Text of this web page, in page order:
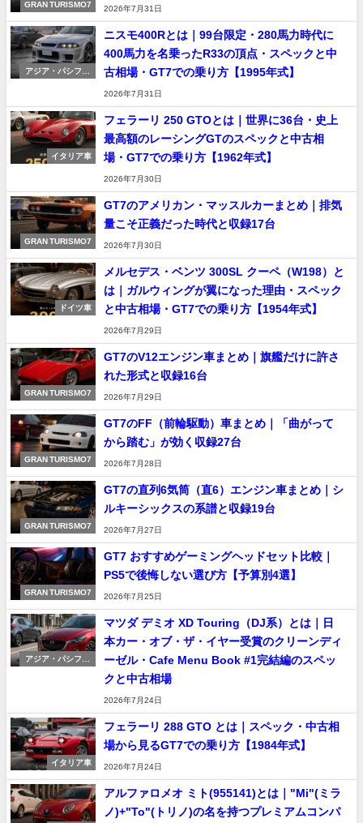
GRAN TURISMO7
2026年7月31日
アジア・パシフィ
ニスモ400Rとは｜99台限定・280馬力時代に
400馬力を名乗ったR33の頂点・スペックと中
古相場・GT7での乗り方【1995年式】
2026年7月31日
イタリア車
フェラーリ 250 GTOとは｜世界に36台・史上
最高額のレーシングGTのスペックと中古相
場・GT7での乗り方【1962年式】
2026年7月30日
GRAN TURISMO7
GT7のアメリカン・マッスルカーまとめ｜排気
量こそ正義だった時代と収録17台
2026年7月30日
ドイツ車
メルセデス・ベンツ 300SL クーペ（W198）と
は｜ガルウィングが翼になった理由・スペック
と中古相場・GT7での乗り方【1954年式】
2026年7月29日
GRAN TURISMO7
GT7のV12エンジン車まとめ｜旗艦だけに許さ
れた形式と収録16台
2026年7月29日
GRAN TURISMO7
GT7のFF（前輪駆動）車まとめ｜「曲がって
から踏む」が効く収録27台
2026年7月28日
GRAN TURISMO7
GT7の直列6気筒（直6）エンジン車まとめ｜シ
ルキーシックスの系譜と収録19台
2026年7月27日
GRAN TURISMO7
GT7 おすすめゲーミングヘッドセット比較｜
PS5で後悔しない選び方【予算別4選】
2026年7月25日
アジア・パシフィ
マツダ デミオ XD Touring（DJ系）とは｜日
本カー・オブ・ザ・イヤー受賞のクリーンディ
ーゼル・Cafe Menu Book #1完結編のスペッ
クと中古相場
2026年7月24日
イタリア車
フェラーリ 288 GTO とは｜スペック・中古相
場から見るGT7での乗り方【1984年式】
2026年7月24日
アルファロメオ ミト(955141)とは｜"Mi"(ミラ
ノ)+"To"(トリノ)の名を持つプレミアムコンパ